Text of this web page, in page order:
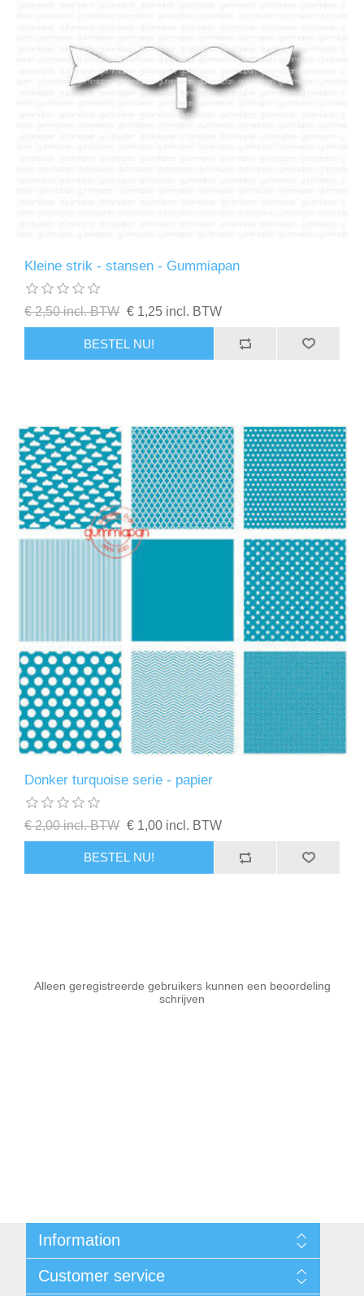
Kleine strik - stansen - Gummiapan
€ 2,50 incl. BTW € 1,25 incl. BTW
BESTEL NU!
Donker turquoise serie - papier
€ 2,00 incl. BTW € 1,00 incl. BTW
BESTEL NU!
Alleen geregistreerde gebruikers kunnen een beoordeling
schrijven
Information
Voorwaarden
Customer service